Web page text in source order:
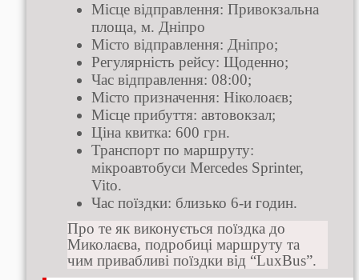
Місце відправлення: Привокзальна
площа, м. Дніпро
Місто відправлення: Дніпро;
Регулярність рейсу: Щоденно;
Час відправлення: 08:00;
Місто призначення: Ніколоаєв;
Місце прибуття: автовокзал;
Ціна квитка: 600 грн.
Транспорт по маршруту:
мікроавтобуси Mercedes Sprinter,
Vito.
Час поїздки: близько 6-и годин.
Про те як виконується поїздка до
Миколаєва, подробиці маршруту та
чим привабливі поїздки від “LuxBus”.